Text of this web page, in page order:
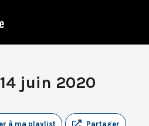
juin 2020
Partager
à ma playlist